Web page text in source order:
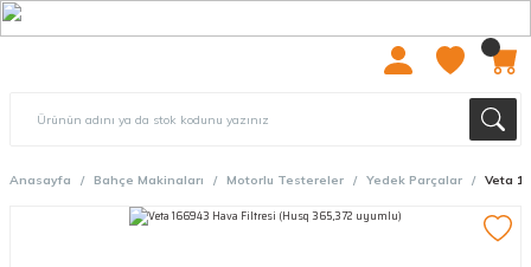
Anasayfa Bahçe Makinaları Motorlu Testereler Yedek Parçalar Veta